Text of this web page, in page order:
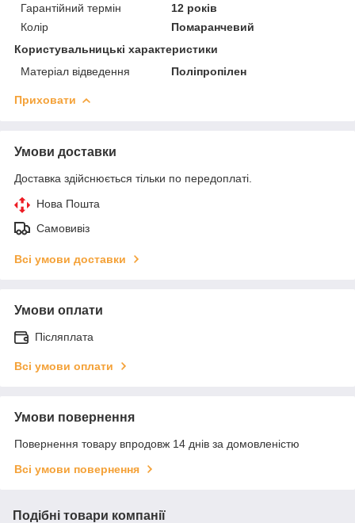
Гарантійний термін
12 років
Колір
Помаранчевий
Користувальницькі характеристики
Матеріал відведення
Поліпропілен
Приховати
Умови доставки
Доставка здійснюється тільки по передоплаті.
Нова Пошта
Самовивіз
Всі умови доставки
Умови оплати
Післяплата
Всі умови оплати
Умови повернення
Повернення товару впродовж 14 днів за домовленістю
Всі умови повернення
Подібні товари компанії